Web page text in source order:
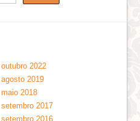
outubro 2022
agosto 2019
maio 2018
setembro 2017
setembro 2016